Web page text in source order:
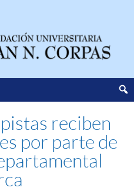
reciben
por parte de